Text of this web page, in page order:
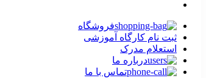
فروشگاه
ثبت نام کارگاه آموزشی
استعلام مدرک
درباره ما
تماس با ما